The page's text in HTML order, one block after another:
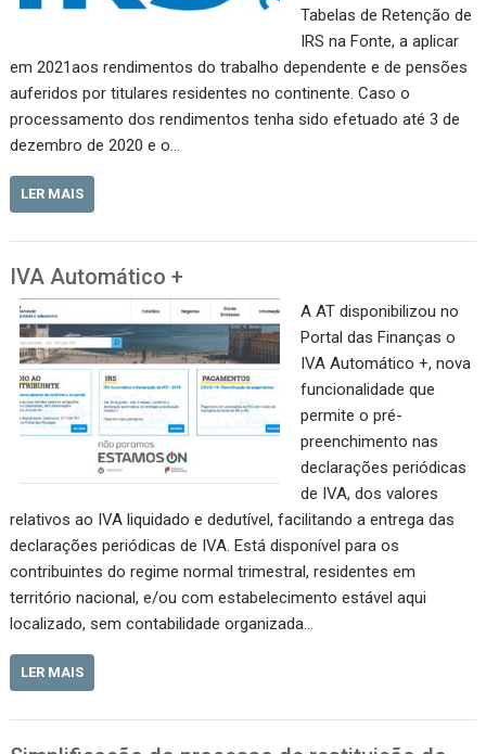
Tabelas de Retenção de
IRS na Fonte, a aplicar
em 2021aos rendimentos do trabalho dependente e de pensões
auferidos por titulares residentes no continente. Caso o
processamento dos rendimentos tenha sido efetuado até 3 de
dezembro de 2020 e o…
LER MAIS
IVA Automático +
A AT disponibilizou no
Portal das Finanças o
IVA Automático +, nova
funcionalidade que
permite o pré-
preenchimento nas
declarações periódicas
de IVA, dos valores
relativos ao IVA liquidado e dedutível, facilitando a entrega das
declarações periódicas de IVA. Está disponível para os
contribuintes do regime normal trimestral, residentes em
território nacional, e/ou com estabelecimento estável aqui
localizado, sem contabilidade organizada…
LER MAIS